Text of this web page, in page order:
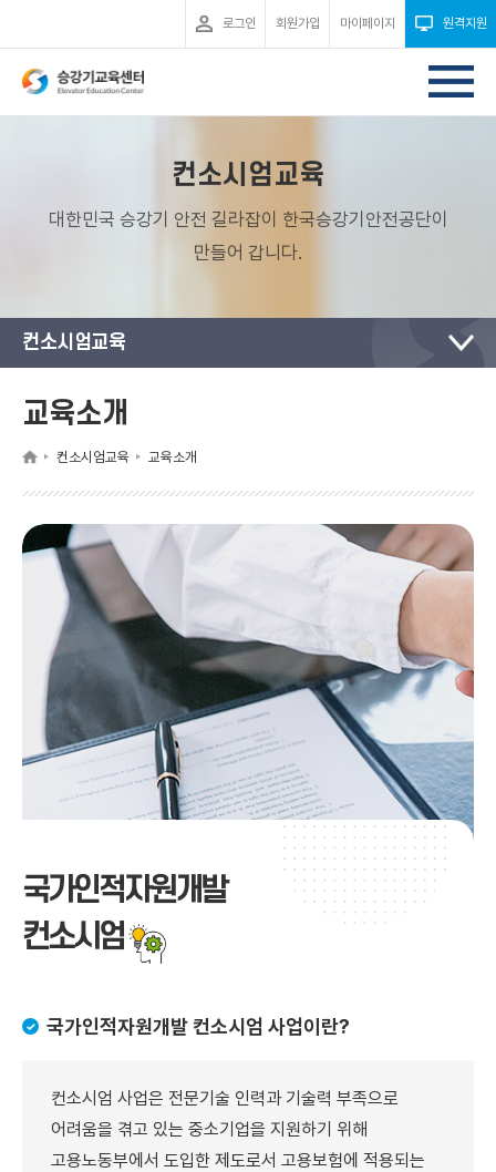
로그인 회원가입 마이페이지 원격지원
컨소시엄교육
대한민국 승강기 안전 길라잡이 한국승강기안전공단이
만들어 갑니다.
컨소시엄교육
교육소개
컨소시엄교육 교육소개
국가인적자원개발
컨소시엄
국가인적자원개발 컨소시엄 사업이란?
컨소시엄 사업은 전문기술 인력과 기술력 부족으로
어려움을 겪고 있는 중소기업을 지원하기 위해
고용노동부에서 도입한 제도로서 고용보험에 적용되는